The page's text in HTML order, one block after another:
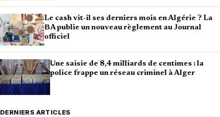
Le cash vit-il ses derniers mois en Algérie ? La
BA publie un nouveau règlement au Journal
officiel
Une saisie de 8,4 milliards de centimes : la
police frappe un réseau criminel à Alger
DERNIERS ARTICLES